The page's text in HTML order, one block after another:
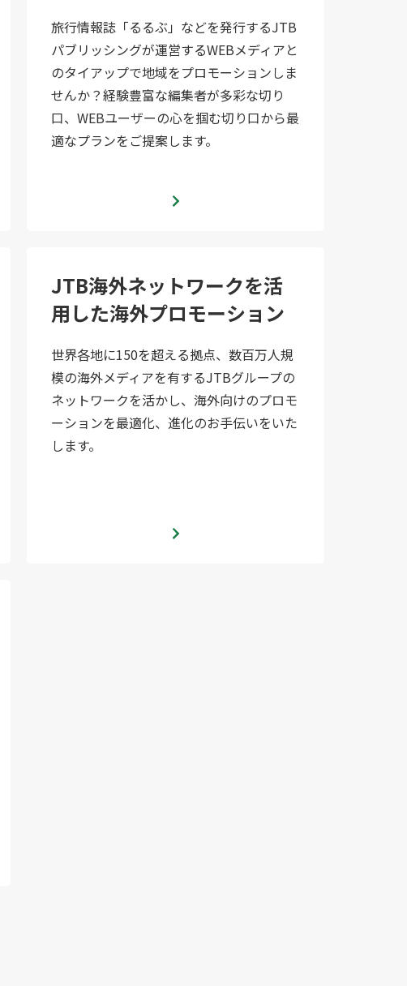
旅行情報誌「るるぶ」などを発行するJTB
パブリッシングが運営するWEBメディアと
のタイアップで地域をプロモーションしま
せんか？経験豊富な編集者が多彩な切り
口、WEBユーザーの心を掴む切り口から最
適なプランをご提案します。
JTB海外ネットワークを活
用した海外プロモーション
世界各地に150を超える拠点、数百万人規
模の海外メディアを有するJTBグループの
ネットワークを活かし、海外向けのプロモ
ーションを最適化、進化のお手伝いをいた
します。